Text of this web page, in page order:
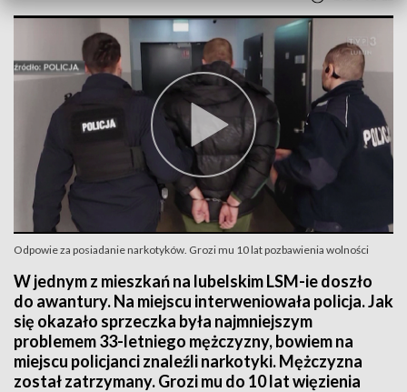
Odpowie za posiadanie narkotyków. Grozi mu 10 lat pozbawienia wolności
W jednym z mieszkań na lubelskim LSM-ie doszło
do awantury. Na miejscu interweniowała policja. Jak
się okazało sprzeczka była najmniejszym
problemem 33-letniego mężczyzny, bowiem na
miejscu policjanci znaleźli narkotyki. Mężczyzna
został zatrzymany. Grozi mu do 10 lat więzienia